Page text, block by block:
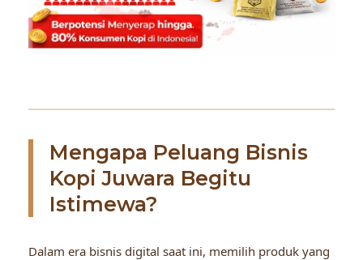
Mengapa Peluang Bisnis
Kopi Juwara Begitu
Istimewa?
Dalam era bisnis digital saat ini, memilih produk yang